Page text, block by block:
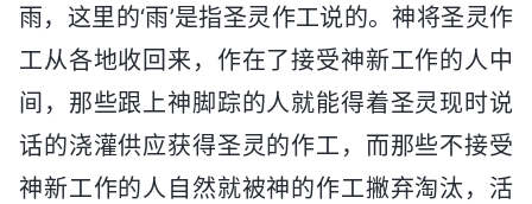
雨，这里的‘雨’是指圣灵作工说的。神将圣灵作
工从各地收回来，作在了接受神新工作的人中
间，那些跟上神脚踪的人就能得着圣灵现时说
话的浇灌供应获得圣灵的作工，而那些不接受
神新工作的人自然就被神的作工撇弃淘汰，活